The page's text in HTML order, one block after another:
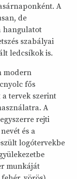
A
de
hangulatot
szabályai
ledcsíkok is.
modern
fős
tervek szerint
A
rejti
és a
logótervekbe
munkáját